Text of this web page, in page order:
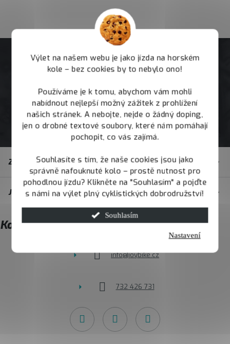
Výlet na našem webu je jako jízda na horském
kole – bez cookies by to nebylo ono!
Používáme je k tomu, abychom vám mohli
nabídnout nejlepší možný zážitek z prohlížení
našich stránek. A nebojte, nejde o žádný doping,
jen o drobné textové soubory, které nám pomáhají
pochopit, co vás zajímá.
Souhlasíte s tím, že naše cookies jsou jako
správně nafouknuté kolo – prostě nutnost pro
pohodlnou jízdu? Klikněte na "Souhlasím" a pojďte
s námi na výlet plný cyklistických dobrodružství!
Souhlasím
Nastavení
t
í
Zákaznický servis
JOY.BIKE
Kontakt
info@joybike.cz
732 426 731